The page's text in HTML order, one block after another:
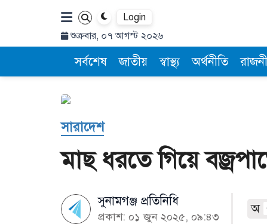
Login
শুক্রবার, ০৭ আগস্ট ২০২৬
সর্বশেষ জাতীয় স্বাস্থ্য অর্থনীতি
সারাদেশ
মাছ ধরতে গিয়ে
সুনামগঞ্জ প্রতিনিধি
প্রকাশ: ০১ জুন ২০২৫, ০৯:৪৩
অ